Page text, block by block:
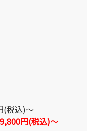
(税込)～
円(税込)～